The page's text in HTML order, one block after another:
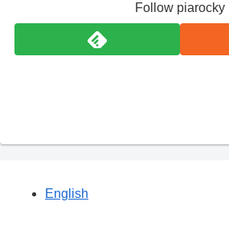
Follow piarocky
English